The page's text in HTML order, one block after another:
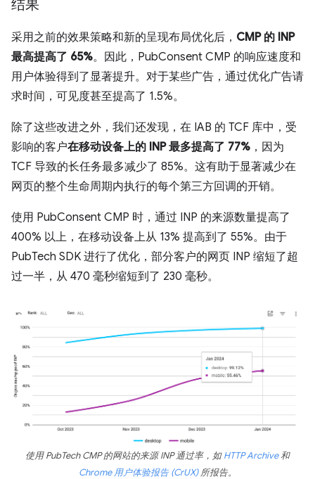
结果
采用之前的效果策略和新的呈现布局优化后， CMP 的 INP
最高提高了 65%。因此，PubConsent CMP 的响应速度和
用户体验得到了显著提升。对于某些广告，通过优化广告请
求时间，可见度甚至提高了 1.5%。
除了这些改进之外，我们还发现，在 IAB 的 TCF 库中，受
影响的客户在移动设备上的 INP 最多提高了 77% ，因为
TCF 导致的长任务最多减少了 85%。这有助于显著减少在
网页的整个生命周期内执行的每个第三方回调的开销。
使用 PubConsent CMP 时，通过 INP 的来源数量提高了
400% 以上，在移动设备上从 13% 提高到了 55%。由于
PubTech SDK 进行了优化，部分客户的网页 INP 缩短了超
过一半，从 470 毫秒缩短到了 230 毫秒。
使用 PubTech CMP 的网站的来源 INP 通过率，如HTTP Archive和
Chrome 用户体验报告 (CrUX)所报告。